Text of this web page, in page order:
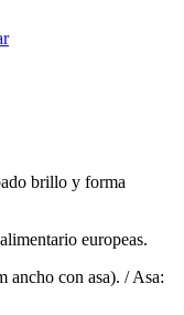
brillo y forma
europeas.
ancho con asa). / Asa: